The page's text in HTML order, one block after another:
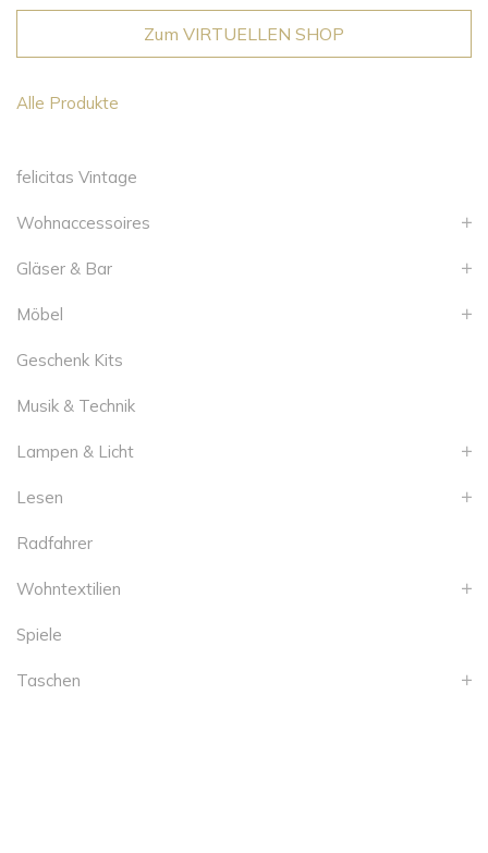
Zum VIRTUELLEN SHOP
Alle Produkte
felicitas Vintage
Wohnaccessoires
Gläser & Bar
Möbel
Geschenk Kits
Musik & Technik
Lampen & Licht
Lesen
Radfahrer
Wohntextilien
Spiele
Taschen